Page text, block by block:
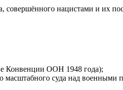
нацистами и их
Конвенции ООН 1948 года);
масштабного суда над военными